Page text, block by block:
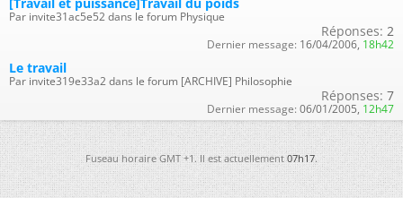
Par invite31ac5e52 dans le forum Physique
Réponses: 2
Dernier message: 16/04/2006, 18h42
Le travail
Par invite319e33a2 dans le forum [ARCHIVE] Philosophie
Réponses: 7
Dernier message: 06/01/2005, 12h47
Fuseau horaire GMT +1. Il est actuellement07h17.